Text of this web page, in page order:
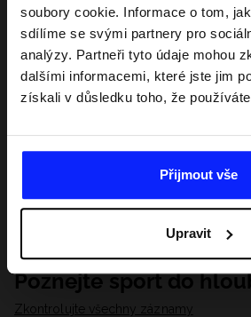
soubory cookie. Informace o tom,
sdílíme se svými partnery pro
analýzy. Partneři tyto údaje mohou
dalšími informacemi, které jste jim
získali v důsledku toho, že
Přijmout vše
Upravit
Poznejte sport do
Zkontrolujte všechny záznamy